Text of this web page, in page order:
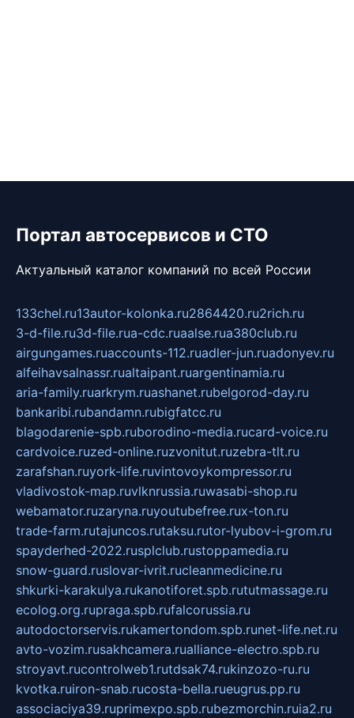
Портал автосервисов и СТО
Актуальный каталог компаний по всей России
133chel.ru13autor-kolonka.ru2864420.ru2rich.ru
3-d-file.ru3d-file.rua-cdc.ruaalse.rua380club.ru
airgungames.ruaccounts-112.ruadler-jun.ruadonyev.ru
alfeihavsalnassr.rualtaipant.ruargentinamia.ru
aria-family.ruarkrym.ruashanet.rubelgorod-day.ru
bankaribi.rubandamn.rubigfatcc.ru
blagodarenie-spb.ruborodino-media.rucard-voice.ru
cardvoice.ruzed-online.ruzvonitut.ruzebra-tlt.ru
zarafshan.ruyork-life.ruvintovoykompressor.ru
vladivostok-map.ruvlknrussia.ruwasabi-shop.ru
webamator.ruzaryna.ruyoutubefree.rux-ton.ru
trade-farm.rutajuncos.rutaksu.rutor-lyubov-i-grom.ru
spayderhed-2022.rusplclub.rustoppamedia.ru
snow-guard.ruslovar-ivrit.rucleanmedicine.ru
shkurki-karakulya.rukanotiforet.spb.rututmassage.ru
ecolog.org.rupraga.spb.rufalcorussia.ru
autodoctorservis.rukamertondom.spb.runet-life.net.ru
avto-vozim.rusakhcamera.rualliance-electro.spb.ru
stroyavt.rucontrolweb1.rutdsak74.rukinzozo-ru.ru
kvotka.ruiron-snab.rucosta-bella.rueugrus.pp.ru
associaciya39.ruprimexpo.spb.rubezmorchin.ruia2.ru